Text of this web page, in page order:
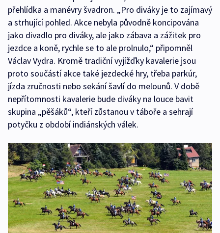
přehlídka a manévry švadron. „Pro diváky je to zajímavý
a strhující pohled. Akce nebyla původně koncipována
jako divadlo pro diváky, ale jako zábava a zážitek pro
jezdce a koně, rychle se to ale prolnulo,“ připomněl
Václav Vydra. Kromě tradiční vyjížďky kavalerie jsou
proto součástí akce také jezdecké hry, třeba parkúr,
jízda zručnosti nebo sekání šavlí do melounů. V době
nepřítomnosti kavalerie bude diváky na louce bavit
skupina „pěšáků“, kteří zůstanou v táboře a sehrají
potyčku z období indiánských válek.